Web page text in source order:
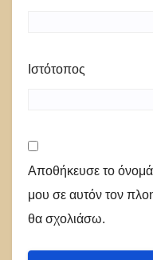
Ιστότοπος
Αποθήκευσε το
μου σε αυτόν τον
θα σχολιάσω.